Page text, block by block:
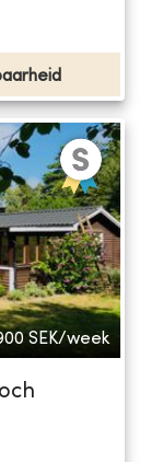
SEK/week